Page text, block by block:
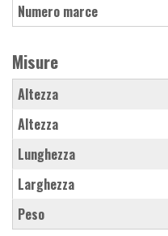
Numero marce
Misure
Altezza
Altezza
Lunghezza
Larghezza
Peso